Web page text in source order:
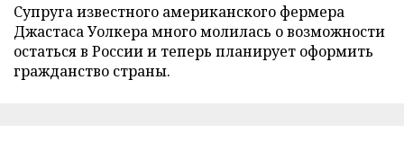
Супруга известного американского фермера
Джастаса Уолкера много молилась о возможности
остаться в России и теперь планирует оформить
гражданство страны.